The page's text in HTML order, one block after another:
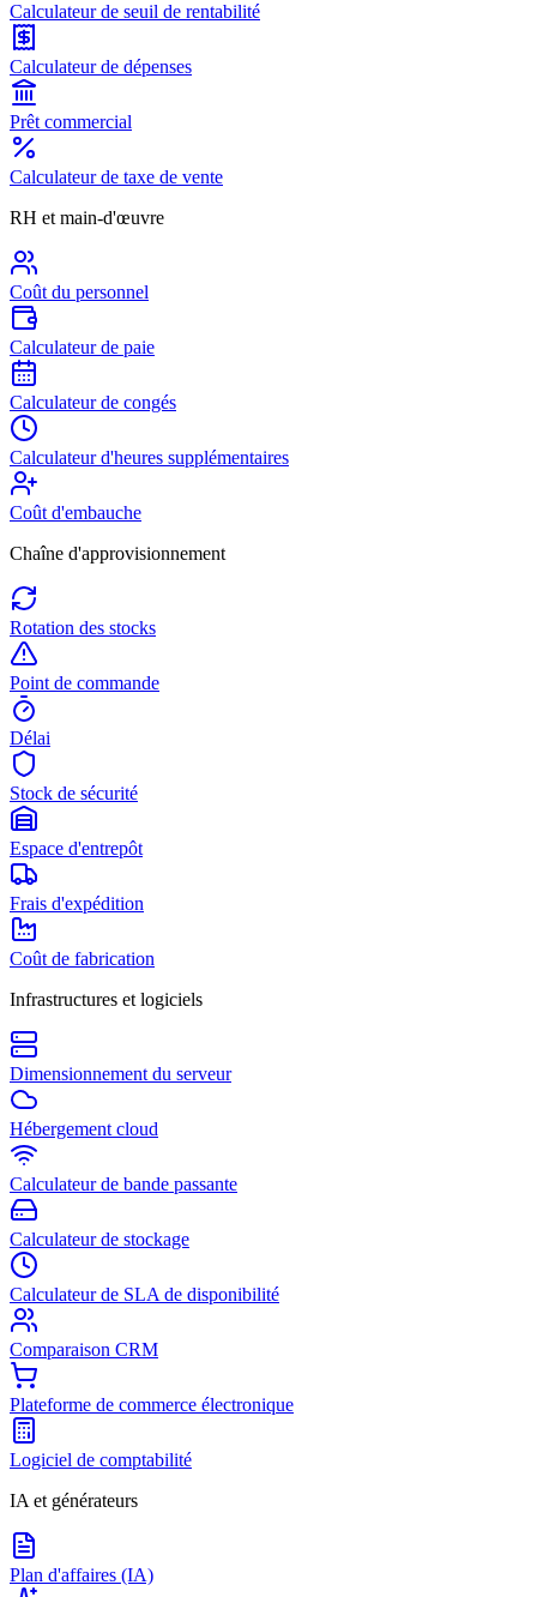
Calculateur de seuil de rentabilité
Calculateur de dépenses
Prêt commercial
Calculateur de taxe de vente
RH et main-d'œuvre
Coût du personnel
Calculateur de paie
Calculateur de congés
Calculateur d'heures supplémentaires
Coût d'embauche
Chaîne d'approvisionnement
Rotation des stocks
Point de commande
Délai
Stock de sécurité
Espace d'entrepôt
Frais d'expédition
Coût de fabrication
Infrastructures et logiciels
Dimensionnement du serveur
Hébergement cloud
Calculateur de bande passante
Calculateur de stockage
Calculateur de SLA de disponibilité
Comparaison CRM
Plateforme de commerce électronique
Logiciel de comptabilité
IA et générateurs
Plan d'affaires (IA)